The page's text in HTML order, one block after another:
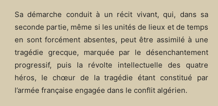
Sa démarche conduit à un récit vivant, qui, dans sa
seconde partie, même si les unités de lieux et de temps
en sont forcément absentes, peut être assimilé à une
tragédie grecque, marquée par le désenchantement
progressif, puis la révolte intellectuelle des quatre
héros, le chœur de la tragédie étant constitué par
l’armée française engagée dans le conflit algérien.